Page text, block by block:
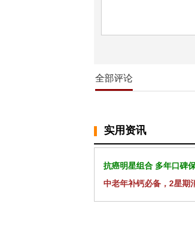
全部评论
实用资讯
抗癌明星组合 多年口碑
中老年补钙必备，2星期